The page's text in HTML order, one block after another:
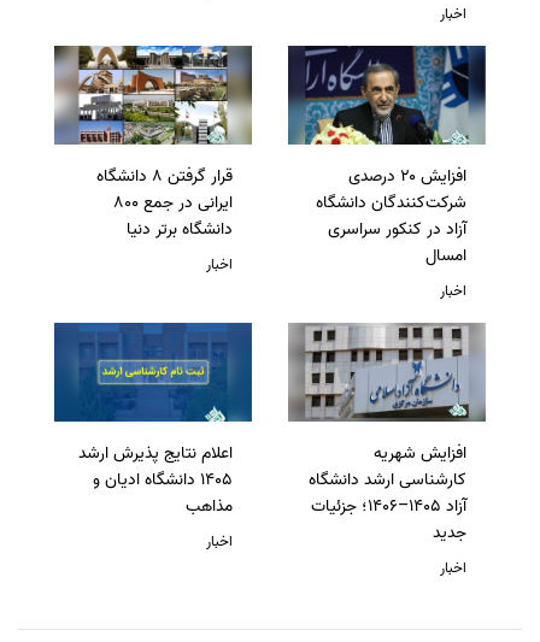
اخبار
افزایش ۲۰ درصدی
شرکت‌کنندگان دانشگاه
آزاد در کنکور سراسری
امسال
اخبار
قرار گرفتن 8 دانشگاه
ایرانی در جمع 800
دانشگاه برتر دنیا
اخبار
افزایش شهریه
کارشناسی ارشد دانشگاه
آزاد 1405–1406؛ جزئیات
جدید
اخبار
اعلام نتایج پذیرش ارشد
1405 دانشگاه ادیان و
مذاهب
اخبار